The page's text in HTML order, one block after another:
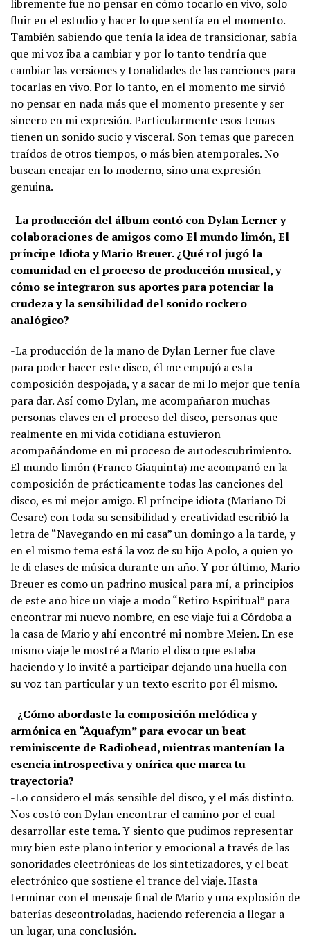
libremente fue no pensar en cómo tocarlo en vivo, solo
fluir en el estudio y hacer lo que sentía en el momento.
También sabiendo que tenía la idea de transicionar, sabía
que mi voz iba a cambiar y por lo tanto tendría que
cambiar las versiones y tonalidades de las canciones para
tocarlas en vivo. Por lo tanto, en el momento me sirvió
no pensar en nada más que el momento presente y ser
sincero en mi expresión. Particularmente esos temas
tienen un sonido sucio y visceral. Son temas que parecen
traídos de otros tiempos, o más bien atemporales. No
buscan encajar en lo moderno, sino una expresión
genuina.
-La producción del álbum contó con Dylan Lerner y
colaboraciones de amigos como El mundo limón, El
príncipe Idiota y Mario Breuer. ¿Qué rol jugó la
comunidad en el proceso de producción musical, y
cómo se integraron sus aportes para potenciar la
crudeza y la sensibilidad del sonido rockero
analógico?
-La producción de la mano de Dylan Lerner fue clave
para poder hacer este disco, él me empujó a esta
composición despojada, y a sacar de mi lo mejor que tenía
para dar. Así como Dylan, me acompañaron muchas
personas claves en el proceso del disco, personas que
realmente en mi vida cotidiana estuvieron
acompañándome en mi proceso de autodescubrimiento.
El mundo limón (Franco Giaquinta) me acompañó en la
composición de prácticamente todas las canciones del
disco, es mi mejor amigo. El príncipe idiota (Mariano Di
Cesare) con toda su sensibilidad y creatividad escribió la
letra de “Navegando en mi casa” un domingo a la tarde, y
en el mismo tema está la voz de su hijo Apolo, a quien yo
le di clases de música durante un año. Y por último, Mario
Breuer es como un padrino musical para mí, a principios
de este año hice un viaje a modo “Retiro Espiritual” para
encontrar mi nuevo nombre, en ese viaje fui a Córdoba a
la casa de Mario y ahí encontré mi nombre Meien. En ese
mismo viaje le mostré a Mario el disco que estaba
haciendo y lo invité a participar dejando una huella con
su voz tan particular y un texto escrito por él mismo.
–¿Cómo abordaste la composición melódica y
armónica en “Aquafym” para evocar un beat
reminiscente de Radiohead, mientras mantenían la
esencia introspectiva y onírica que marca tu
trayectoria?
-Lo considero el más sensible del disco, y el más distinto.
Nos costó con Dylan encontrar el camino por el cual
desarrollar este tema. Y siento que pudimos representar
muy bien este plano interior y emocional a través de las
sonoridades electrónicas de los sintetizadores, y el beat
electrónico que sostiene el trance del viaje. Hasta
terminar con el mensaje final de Mario y una explosión de
baterías descontroladas, haciendo referencia a llegar a
un lugar, una conclusión.